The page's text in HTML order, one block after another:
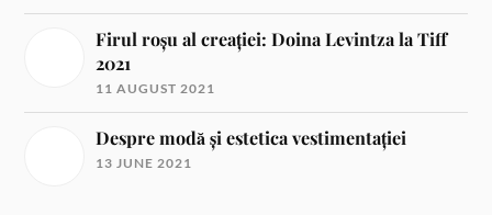
Firul roșu al creației: Doina Levintza la Tiff
2021
11 AUGUST 2021
Despre modă și estetica vestimentației
13 JUNE 2021